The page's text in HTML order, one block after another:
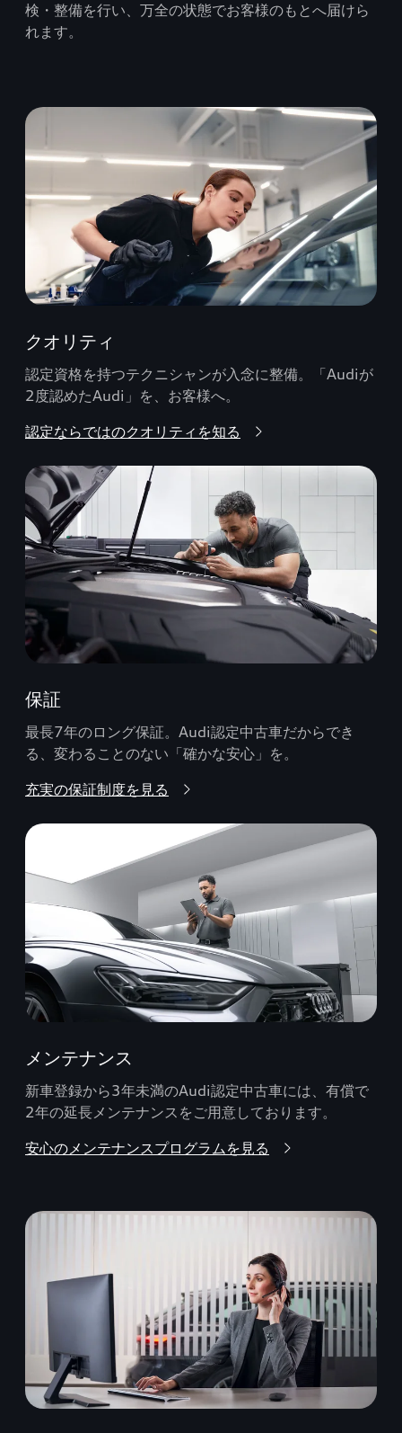
検・整備を行い、万全の状態でお客様のもとへ届けら
れます。
クオリティ
認定資格を持つテクニシャンが入念に整備。「Audiが
2度認めたAudi」を、お客様へ。
認定ならではのクオリティを知る
保証
最長7年のロング保証。Audi認定中古車だからでき
る、変わることのない「確かな安心」を。
充実の保証制度を見る
メンテナンス
新車登録から3年未満のAudi認定中古車には、有償で
2年の延長メンテナンスをご用意しております。
安心のメンテナンスプログラムを見る